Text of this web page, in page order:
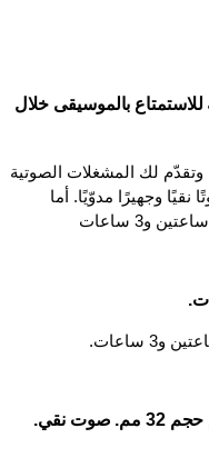
مدة كافية للاستمتاع بالموسيقى خلال
الموسيقى طوال 15 ساعة، وتقدّم لك المشغلات الصوتية
نقيًا وجهيرًا مدوّيًا. أما
و3 ساعات
ساعات.
مشغلات صوتية مصنوعة من النيوديميوم حجم 32 مم. صوت نقي.